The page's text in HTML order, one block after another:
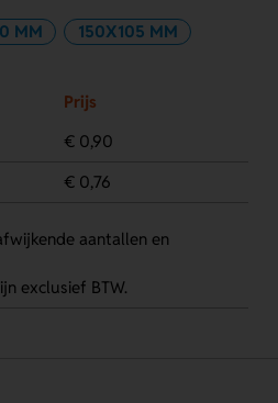
MM
150X105 MM
Prijs
€ 0,90
€ 0,76
aantallen en
exclusief BTW.